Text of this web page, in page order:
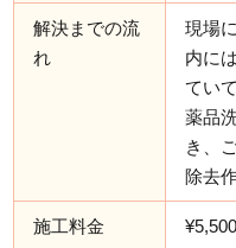
解決までの流
れ
現場
内に
てい
薬品
き、
除去
施工料金 ¥5,500